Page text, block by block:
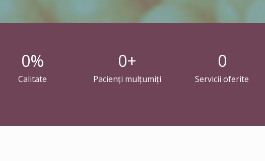
0%
Calitate
0+
Pacienți mulțumiți
0
Servicii oferite